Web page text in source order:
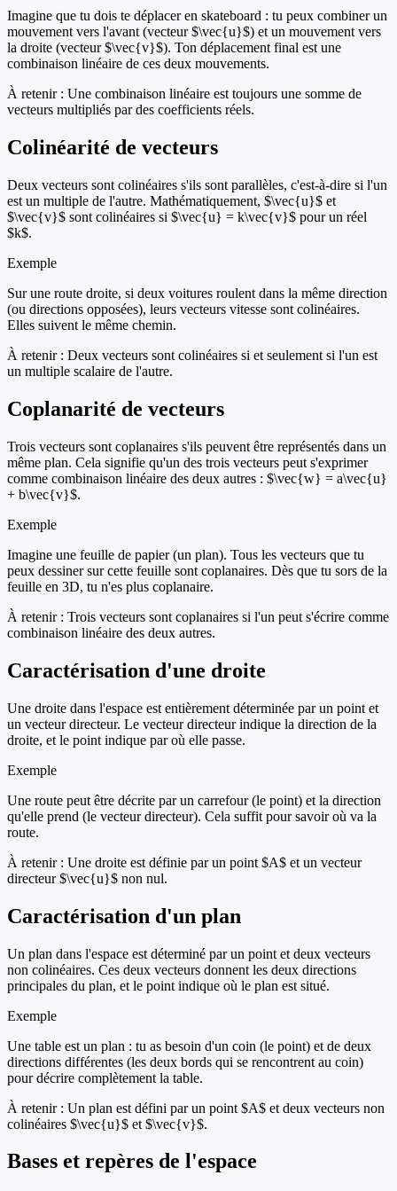
Imagine que tu dois te déplacer en skateboard : tu peux combiner un
mouvement vers l'avant (vecteur $\vec{u}$) et un mouvement vers
la droite (vecteur $\vec{v}$). Ton déplacement final est une
combinaison linéaire de ces deux mouvements.
À retenir : Une combinaison linéaire est toujours une somme de
vecteurs multipliés par des coefficients réels.
Colinéarité de vecteurs
Deux vecteurs sont colinéaires s'ils sont parallèles, c'est-à-dire si l'un
est un multiple de l'autre. Mathématiquement, $\vec{u}$ et
$\vec{v}$ sont colinéaires si $\vec{u} = k\vec{v}$ pour un réel
$k$.
Exemple
Sur une route droite, si deux voitures roulent dans la même direction
(ou directions opposées), leurs vecteurs vitesse sont colinéaires.
Elles suivent le même chemin.
À retenir : Deux vecteurs sont colinéaires si et seulement si l'un est
un multiple scalaire de l'autre.
Coplanarité de vecteurs
Trois vecteurs sont coplanaires s'ils peuvent être représentés dans un
même plan. Cela signifie qu'un des trois vecteurs peut s'exprimer
comme combinaison linéaire des deux autres : $\vec{w} = a\vec{u}
+ b\vec{v}$.
Exemple
Imagine une feuille de papier (un plan). Tous les vecteurs que tu
peux dessiner sur cette feuille sont coplanaires. Dès que tu sors de la
feuille en 3D, tu n'es plus coplanaire.
À retenir : Trois vecteurs sont coplanaires si l'un peut s'écrire comme
combinaison linéaire des deux autres.
Caractérisation d'une droite
Une droite dans l'espace est entièrement déterminée par un point et
un vecteur directeur. Le vecteur directeur indique la direction de la
droite, et le point indique par où elle passe.
Exemple
Une route peut être décrite par un carrefour (le point) et la direction
qu'elle prend (le vecteur directeur). Cela suffit pour savoir où va la
route.
À retenir : Une droite est définie par un point $A$ et un vecteur
directeur $\vec{u}$ non nul.
Caractérisation d'un plan
Un plan dans l'espace est déterminé par un point et deux vecteurs
non colinéaires. Ces deux vecteurs donnent les deux directions
principales du plan, et le point indique où le plan est situé.
Exemple
Une table est un plan : tu as besoin d'un coin (le point) et de deux
directions différentes (les deux bords qui se rencontrent au coin)
pour décrire complètement la table.
À retenir : Un plan est défini par un point $A$ et deux vecteurs non
colinéaires $\vec{u}$ et $\vec{v}$.
Bases et repères de l'espace